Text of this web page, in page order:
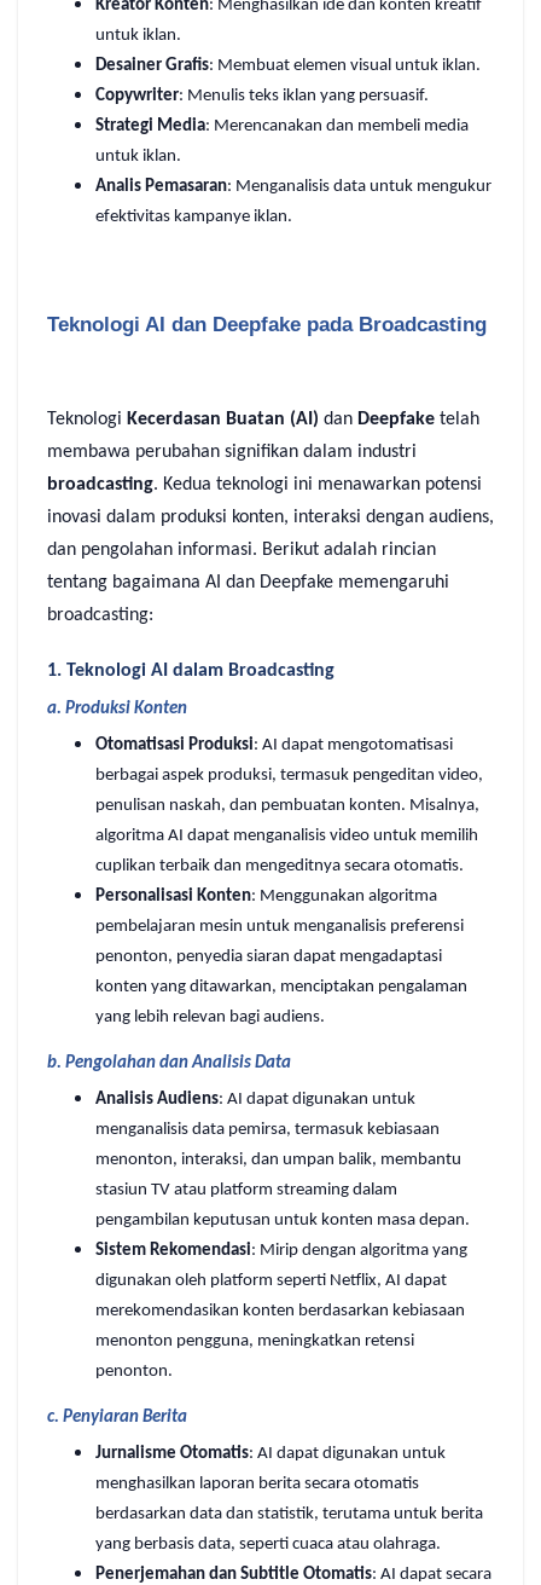
Kreator Konten: Menghasilkan ide dan konten kreatif
untuk iklan.
Desainer Grafis: Membuat elemen visual untuk iklan.
Copywriter: Menulis teks iklan yang persuasif.
Strategi Media: Merencanakan dan membeli media
untuk iklan.
Analis Pemasaran: Menganalisis data untuk mengukur
efektivitas kampanye iklan.
Teknologi AI dan Deepfake pada Broadcasting
Teknologi Kecerdasan Buatan (AI) dan Deepfake telah
membawa perubahan signifikan dalam industri
broadcasting. Kedua teknologi ini menawarkan potensi
inovasi dalam produksi konten, interaksi dengan audiens,
dan pengolahan informasi. Berikut adalah rincian
tentang bagaimana AI dan Deepfake memengaruhi
broadcasting:
1. Teknologi AI dalam Broadcasting
a. Produksi Konten
Otomatisasi Produksi: AI dapat mengotomatisasi
berbagai aspek produksi, termasuk pengeditan video,
penulisan naskah, dan pembuatan konten. Misalnya,
algoritma AI dapat menganalisis video untuk memilih
cuplikan terbaik dan mengeditnya secara otomatis.
Personalisasi Konten: Menggunakan algoritma
pembelajaran mesin untuk menganalisis preferensi
penonton, penyedia siaran dapat mengadaptasi
konten yang ditawarkan, menciptakan pengalaman
yang lebih relevan bagi audiens.
b. Pengolahan dan Analisis Data
Analisis Audiens: AI dapat digunakan untuk
menganalisis data pemirsa, termasuk kebiasaan
menonton, interaksi, dan umpan balik, membantu
stasiun TV atau platform streaming dalam
pengambilan keputusan untuk konten masa depan.
Sistem Rekomendasi: Mirip dengan algoritma yang
digunakan oleh platform seperti Netflix, AI dapat
merekomendasikan konten berdasarkan kebiasaan
menonton pengguna, meningkatkan retensi
penonton.
c. Penyiaran Berita
Jurnalisme Otomatis: AI dapat digunakan untuk
menghasilkan laporan berita secara otomatis
berdasarkan data dan statistik, terutama untuk berita
yang berbasis data, seperti cuaca atau olahraga.
Penerjemahan dan Subtitle Otomatis: AI dapat secara